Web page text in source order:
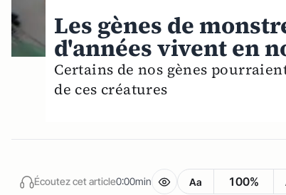
Les gènes de
d'années vivent en
Certains de nos gènes
de ces créatures
Écoutez cet article0:00min Aa 100%